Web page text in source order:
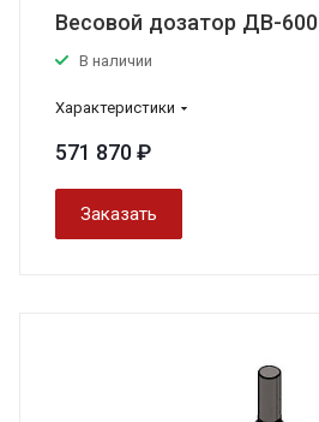
Весовой дозатор ДВ-600
В наличии
Характеристики
571 870 ₽
Заказать